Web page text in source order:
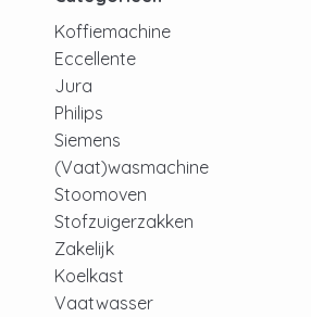
Koffiemachine
Eccellente
Jura
Philips
Siemens
(Vaat)wasmachine
Stoomoven
Stofzuigerzakken
Zakelijk
Koelkast
Vaatwasser